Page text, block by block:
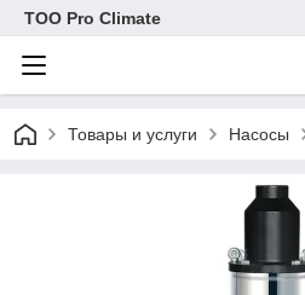
ТОО Pro Climate
Товары и услуги Насосы